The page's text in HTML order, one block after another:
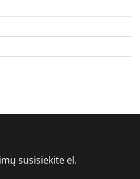
susisiekite el.